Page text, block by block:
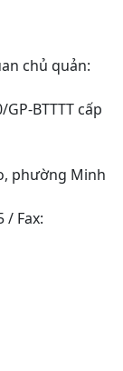
chủ quản:
BTTTT cấp
phường Minh
/ Fax: